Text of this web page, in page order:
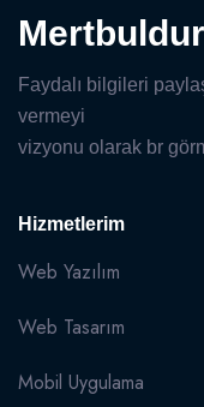
Faydalı bilgileri
vermeyi
vizyonu olarak br
Hizmetlerim
Web Yazılım
Web Tasarım
Mobil Uygulama